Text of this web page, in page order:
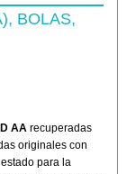
, BOLAS,
AA recuperadas
originales con
para la